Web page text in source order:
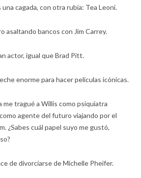
cagada, con otra rubia: Tea Leoni.
asaltando bancos con Jim Carrey.
actor, igual que Brad Pitt.
enorme para hacer películas icónicas.
tragué a Willis como psiquiatra
agente del futuro viajando por el
¿Sabes cuál papel suyo me gustó,
de divorciarse de Michelle Pheifer.